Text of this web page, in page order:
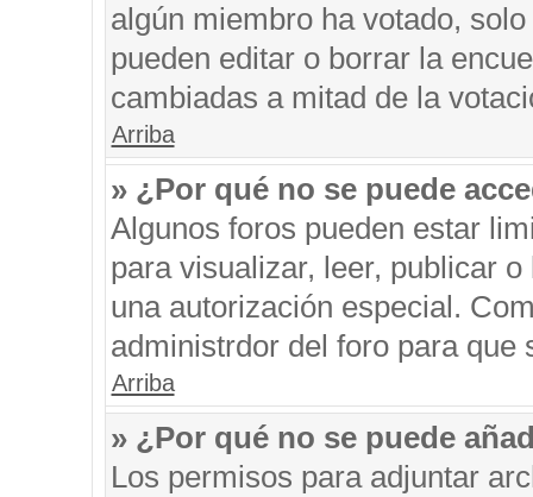
algún miembro ha votado,
pueden editar o borrar la
cambiadas a mitad de la
Arriba
» ¿Por qué no se puede
Algunos foros pueden estar
para visualizar, leer, publicar
una autorización especial.
administrdor del foro para que
Arriba
» ¿Por qué no se puede
Los permisos para adjuntar